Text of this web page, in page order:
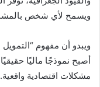
ويسمح لأي شخص
ويبدو أن مفهوم
أصبح نموذجًا ماليًا
مشكلات اقتصادية واقعية.